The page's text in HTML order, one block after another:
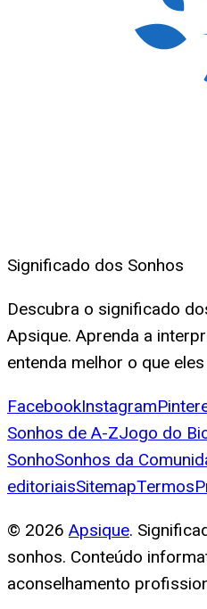
Significado dos Sonhos
Descubra o significado
Apsique. Aprenda a
entenda melhor o que
FacebookInstagram
Sonhos de A-ZJogo do
SonhoSonhos da
editoriaisSitemapTermos
© 2026 Apsique.
sonhos. Conteúdo
aconselhamento